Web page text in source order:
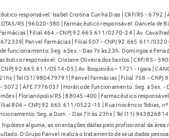
responsável: Isabel Cristina Cunha Dias | CRF/RS - 6792
RS | 96020-380 | Farmacêutico responsável: Daniela de
| Filial 464 - CNPJ 92.665.611/0270-24 | Av.
Panvel Farmácias | Filial 507 - CNPJ 92.665.611/
Seg. a Sex. - Das 7s às 23h. Domingos e
responsável: Crislane Oliveira dos Santos | CRF/RS -
92.665.611/0514-05 | Av. Boqueirão – 1721 - Igara |
| Tel (51) 980479791| Panvel Farmácias | Filial 758 –
| AFE 7776037 | Horário de funcionamento: Seg. a Sex. -
| Florianópolis/RS | 88045-400 | Farmacêutico
806 – CNPJ 92.665.611/0522-15 | Rua Inocêncio Tobias,
Seg. a Dom. - Das 7h às 23hs | Tel (11) 943826814
alguma, as orientações dadas pelo profissional da área
O Grupo Panvel realiza o tratamento de seus dados